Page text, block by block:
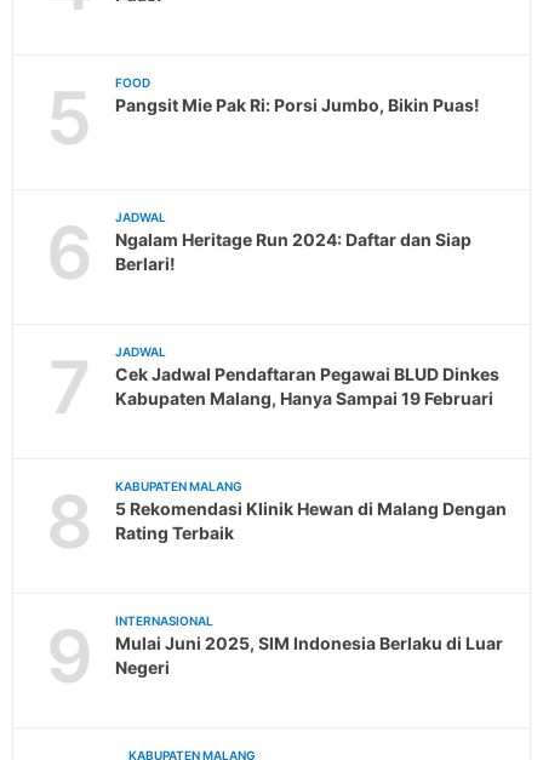
5 FOOD
Pangsit Mie Pak Ri: Porsi Jumbo, Bikin Puas!
6 JADWAL
Ngalam Heritage Run 2024: Daftar dan Siap
Berlari!
7 JADWAL
Cek Jadwal Pendaftaran Pegawai BLUD Dinkes
Kabupaten Malang, Hanya Sampai 19 Februari
8 KABUPATEN MALANG
5 Rekomendasi Klinik Hewan di Malang Dengan
Rating Terbaik
9 INTERNASIONAL
Mulai Juni 2025, SIM Indonesia Berlaku di Luar
Negeri
KABUPATEN MALANG